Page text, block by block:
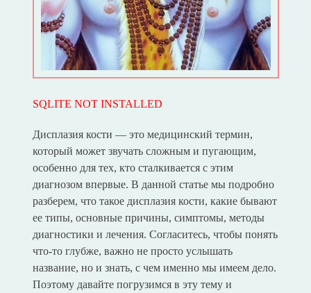
SQLITE NOT INSTALLED
Дисплазия кости — это медицинский термин,
который может звучать сложным и пугающим,
особенно для тех, кто сталкивается с этим
диагнозом впервые. В данной статье мы подробно
разберем, что такое дисплазия кости, какие бывают
ее типы, основные причины, симптомы, методы
диагностики и лечения. Согласитесь, чтобы понять
что-то глубже, важно не просто услышать
название, но и знать, с чем именно мы имеем дело.
Поэтому давайте погрузимся в эту тему и